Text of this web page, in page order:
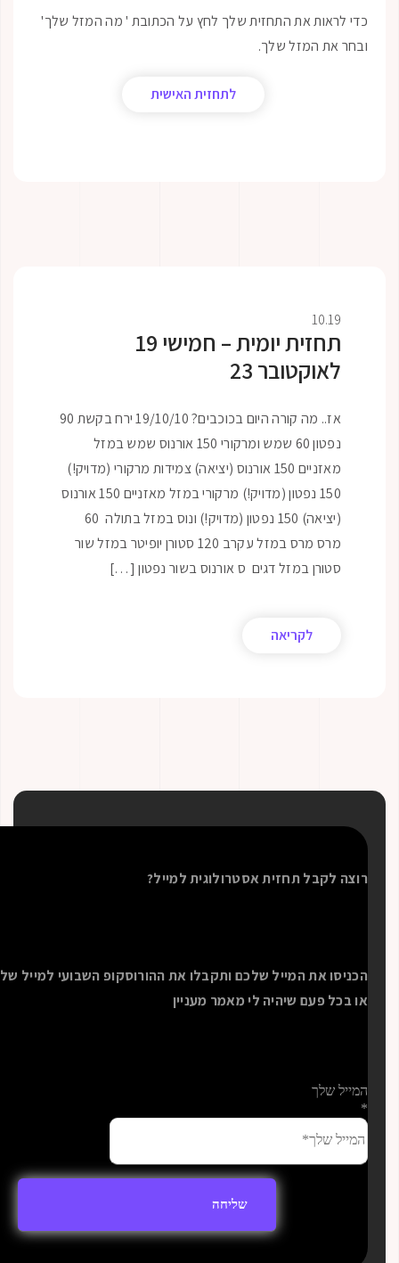
את התחזית שלך לחץ על הכתובת ' מה המזל שלך'
המזל שלך.
לתחזית האישית
תחזית יומית – חמישי 19
23
אז.. מה קורה היום בכוכבים? 19/10/10 ירח בקשת 90
נפטון 60 שמש ומרקורי 150 אורנוס שמש במזל
מאזניים 150 אורנוס (יציאה) צמידות מרקורי (מדויק!)
150 נפטון (מדויק!) מרקורי במזל מאזניים 150 אורנוס
(יציאה) 150 נפטון (מדויק!) ונוס במזל בתולה 60
מרס מרס במזל עקרב 120 סטורן יופיטר במזל שור
במזל דגים ס אורנוס בשור נפטון […]
תחזית אסטרולוגית למייל?
המייל שלכם ותקבלו את ההורוסקופ השבועי למייל שלכם
שיהיה לי מאמר מעניין